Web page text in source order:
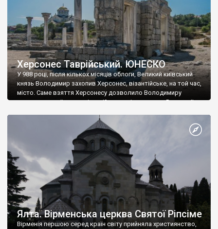
Херсонес Таврійський. ЮНЕСКО
У 988 році, після кількох місяців облоги, Великий київський
князь Володимир захопив Херсонес, візантійське, на той час,
місто. Саме взяття Херсонесу дозволило Володимиру
диктувати свої умови візантійському імператору Василю ІІ, та
Херсонесі Володимир-язичник, став Василем-християнином.
А потім було Хрещення Русі. На честь Херсонесу Таврійського
Ялта. Вірменська церква Святої Ріпсіме
Вірменія першою серед країн світу прийняла християнство,